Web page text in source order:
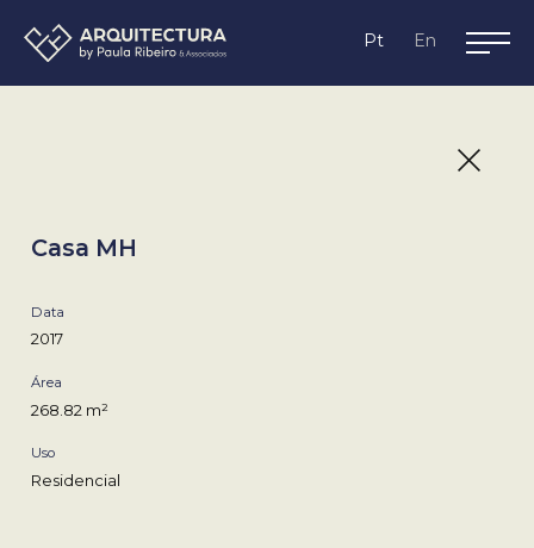
Lagos,
Algarve
Pt En
Casa MH
Data
2017
Área
268.82 m²
Uso
Residencial